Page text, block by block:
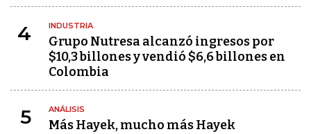
4 INDUSTRIA
Grupo Nutresa alcanzó ingresos por
$10,3 billones y vendió $6,6 billones en
Colombia
5 ANÁLISIS
Más Hayek, mucho más Hayek